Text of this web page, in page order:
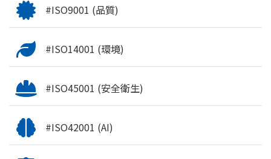
#ISO9001 (品質)
#ISO14001 (環境)
#ISO45001 (安全衛生)
#ISO42001 (AI)